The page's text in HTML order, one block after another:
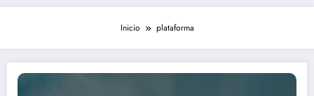
Inicio plataforma